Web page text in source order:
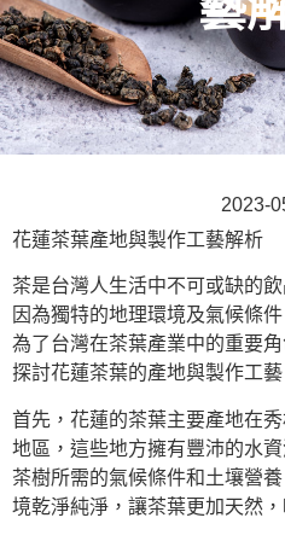
2023-
花蓮茶葉產地與製作工藝解析
茶是台灣人生活中不可或缺的
因為獨特的地理環境及氣候條
為了台灣在茶葉產業中的重要
探討花蓮茶葉的產地與製作工藝
首先，花蓮的茶葉主要產地在
地區，這些地方擁有豐沛的水
茶樹所需的氣候條件和土壤營
境乾淨純淨，讓茶葉更加天然